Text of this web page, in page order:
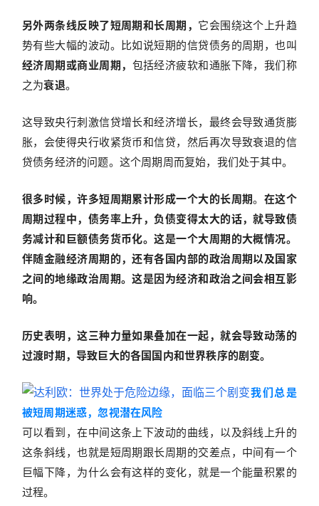
另外两条线反映了短周期和长周期， 它会围绕这个上升趋
势有些大幅的波动。比如说短期的信贷债务的周期，也叫
经济周期或商业周期， 包括经济疲软和通胀下降，我们称
之为衰退。
这导致央行刺激信贷增长和经济增长，最终会导致通货膨
胀，会使得央行收紧货币和信贷，然后再次导致衰退的信
贷债务经济的问题。这个周期周而复始，我们处于其中。
很多时候，许多短周期累计形成一个大的长周期。 在这个
周期过程中，债务率上升，负债变得太大的话，就导致债
务减计和巨额债务货币化。这是一个大周期的大概情况。
伴随金融经济周期的，还有各国内部的政治周期以及国家
之间的地缘政治周期。这是因为经济和政治之间会相互影
响。
历史表明，这三种力量如果叠加在一起，就会导致动荡的
过渡时期，导致巨大的各国国内和世界秩序的剧变。
我们总是
被短周期迷惑，忽视潜在风险
可以看到，在中间这条上下波动的曲线，以及斜线上升的
这条斜线，也就是短周期跟长周期的交差点，中间有一个
巨幅下降，为什么会有这样的变化，就是一个能量积累的
过程。